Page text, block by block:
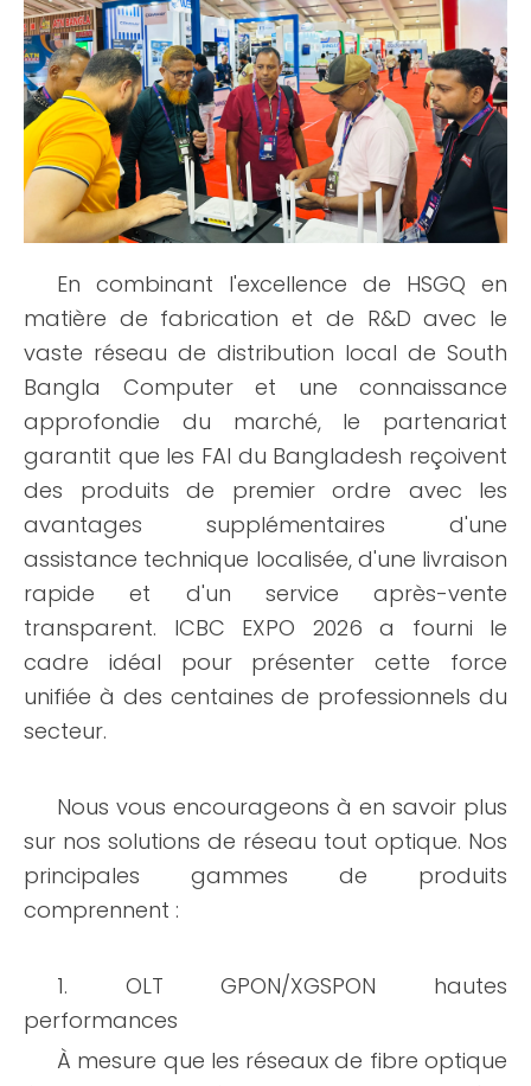
En combinant l'excellence de HSGQ en
matière de fabrication et de R&D avec le
vaste réseau de distribution local de South
Bangla Computer et une connaissance
approfondie du marché, le partenariat
garantit que les FAI du Bangladesh reçoivent
des produits de premier ordre avec les
avantages supplémentaires d'une
assistance technique localisée, d'une livraison
rapide et d'un service après-vente
transparent. ICBC EXPO 2026 a fourni le
cadre idéal pour présenter cette force
unifiée à des centaines de professionnels du
secteur.
Nous vous encourageons à en savoir plus
sur nos solutions de réseau tout optique. Nos
principales gammes de produits
comprennent :
1. OLT GPON/XGSPON hautes
performances
À mesure que les réseaux de fibre optique